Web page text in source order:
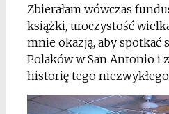
Zbierałam wówczas
książki, uroczystość
mnie okazją, aby spotkać
Polaków w San Antonio i
historię tego